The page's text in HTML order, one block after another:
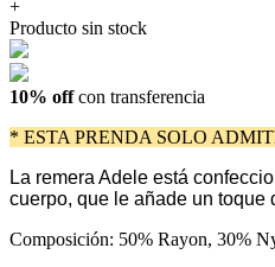
+
Producto sin stock
10% offcon transferencia
* ESTA PRENDA SOLO
La remera Adele está
cuerpo, que le añade un
Composición: 50% Rayon, 30%